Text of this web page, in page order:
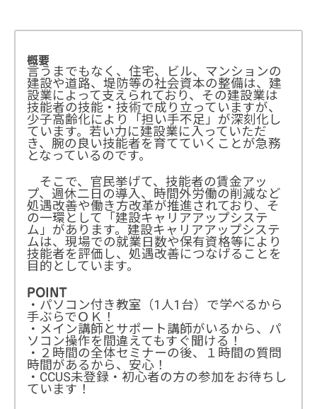
概要
言うまでもなく、住宅、ビル、マンションの
建設や道路、堤防等の社会資本の整備は、建
設業によって支えられており、その建設業は
技能者の技能・技術で成り立っていますが、
少子高齢化により「担い手不足」が深刻化し
ています。若い力に建設業に入っていただ
き、腕の良い技能者を育てていくことが急務
となっているのです。
そこで、官民挙げて、技能者の賃金アッ
プ、週休二日の導入、時間外労働の削減など
処遇改善や働き方改革が推進されており、そ
の一環として「建設キャリアアップシステ
ム」があります。建設キャリアアップシステ
ムは、現場での就業日数や保有資格等により
技能者を評価し、処遇改善につなげることを
目的としています。
POINT
・パソコン付き教室（1人1台）で学べるから
手ぶらでＯＫ！
・メイン講師とサポート講師がいるから、パ
ソコン操作を間違えてもすぐ聞ける！
・２時間の全体セミナーの後、１時間の質問
時間があるから、安心！
・CCUS未登録・初心者の方の参加をお待ちし
ています！